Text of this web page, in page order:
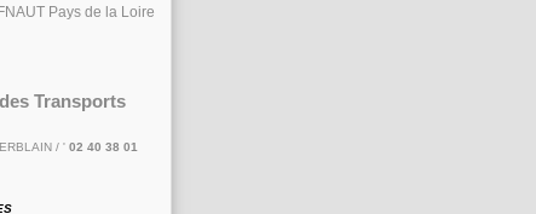
Pays de la Loire
Transports
/ ' 02 40 38 01